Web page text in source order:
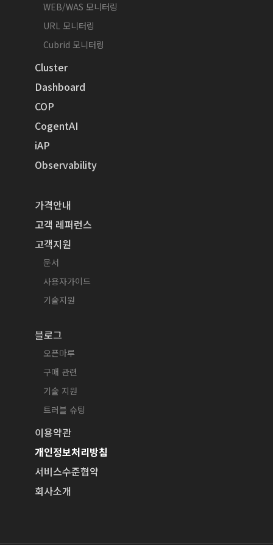
WEB/WAS 모니터링
URL 모니터링
Cubrid 모니터링
Cluster
Dashboard
COP
CogentAI
iAP
Observability
가격안내
고객 레퍼런스
고객지원
문서
사용자가이드
기술지원
블로그
오픈마루
구매 관련
기술 지원
트러블 슈팅
이용약관
개인정보처리방침
서비스수준협약
회사소개